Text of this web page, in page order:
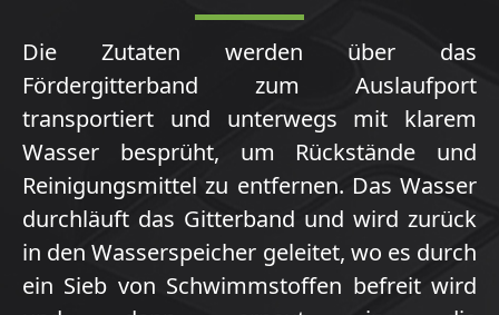
Die Zutaten werden über das
Fördergitterband zum Auslaufport
transportiert und unterwegs mit klarem
Wasser besprüht, um Rückstände und
Reinigungsmittel zu entfernen. Das Wasser
durchläuft das Gitterband und wird zurück
in den Wasserspeicher geleitet, wo es durch
ein Sieb von Schwimmstoffen befreit wird